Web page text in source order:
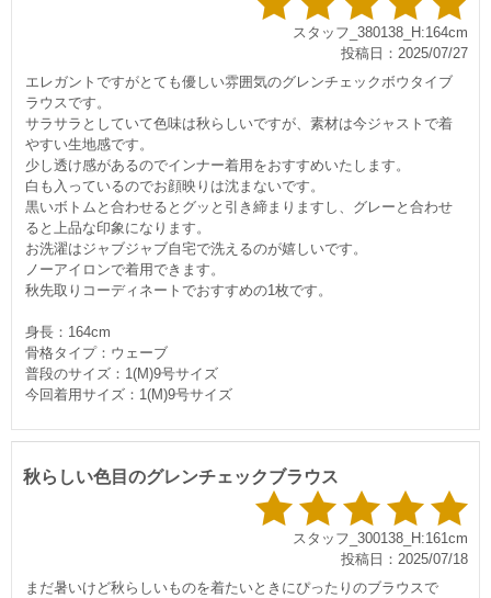
スタッフ_380138_H:164cm
投稿日：2025/07/27
エレガントですがとても優しい雰囲気のグレンチェックボウタイブ
ラウスです。
サラサラとしていて色味は秋らしいですが、素材は今ジャストで着
すい生地感です。
少し透け感があるのでインナー着用をおすすめいたします。
白も入っているのでお顔映りは沈まないです。
黒いボトムと合わせるとグッと引き締まりますし、グレーと合わせ
ると上品な印象になります。
お洗濯はジャブジャブ自宅で洗えるのが嬉しいです。
ノーアイロンで着用できます。
秋先取りコーディネートでおすすめの1枚です。
身長：164cm
骨格タイプ：ウェーブ
普段のサイズ：1(M)9号サイズ
今回着用サイズ：1(M)9号サイズ
秋らしい色目のグレンチェックブラウス
スタッフ_300138_H:161cm
投稿日：2025/07/18
まだ暑いけど秋らしいものを着たいときにぴったりのブラウスで